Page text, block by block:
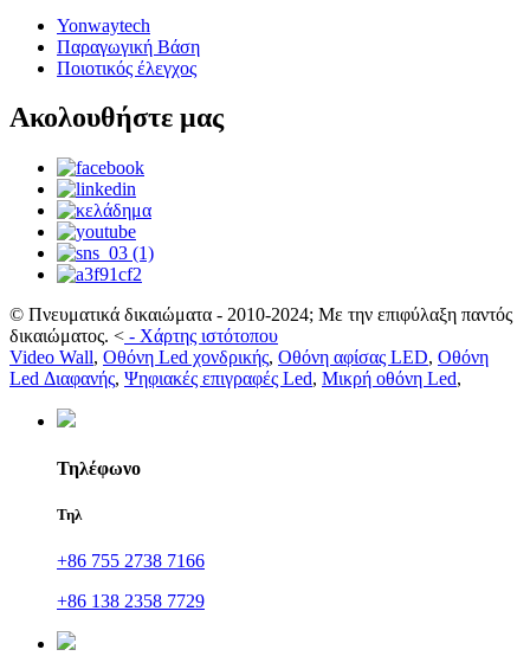
Yonwaytech
Παραγωγική Βάση
Ποιοτικός έλεγχος
Ακολουθήστε μας
© Πνευματικά δικαιώματα - 2010-2024; Με την επιφύλαξη παντός
δικαιώματος. < - Χάρτης ιστότοπου
Video Wall, Οθόνη Led χονδρικής, Οθόνη αφίσας LED, Οθόνη
Led Διαφανής, Ψηφιακές επιγραφές Led, Μικρή οθόνη Led,
Τηλέφωνο
Τηλ
+86 755 2738 7166
+86 138 2358 7729